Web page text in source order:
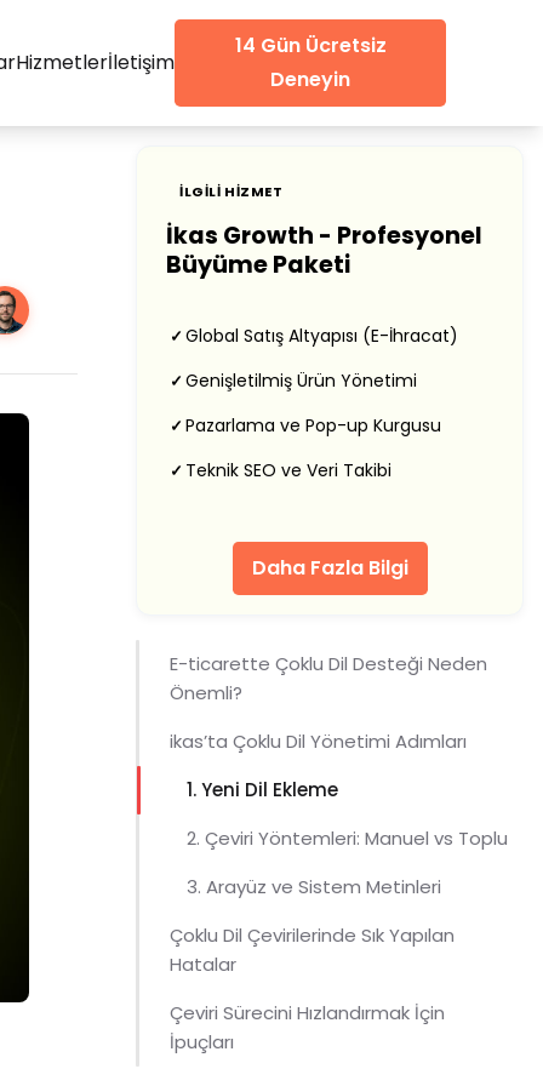
Hizmetlerİletişim
14 Gün Ücretsiz
Deneyin
İLGILI HIZMET
İkas Growth - Profesyonel
Büyüme Paketi
✓ Global Satış Altyapısı (E-İhracat)
✓ Genişletilmiş Ürün Yönetimi
✓ Pazarlama ve Pop-up Kurgusu
✓ Teknik SEO ve Veri Takibi
Daha Fazla Bilgi
E-ticarette Çoklu Dil Desteği Neden
Önemli?
ikas’ta Çoklu Dil Yönetimi Adımları
1. Yeni Dil Ekleme
2. Çeviri Yöntemleri: Manuel vs Toplu
3. Arayüz ve Sistem Metinleri
Çoklu Dil Çevirilerinde Sık Yapılan
Hatalar
Çeviri Sürecini Hızlandırmak İçin
İpuçları